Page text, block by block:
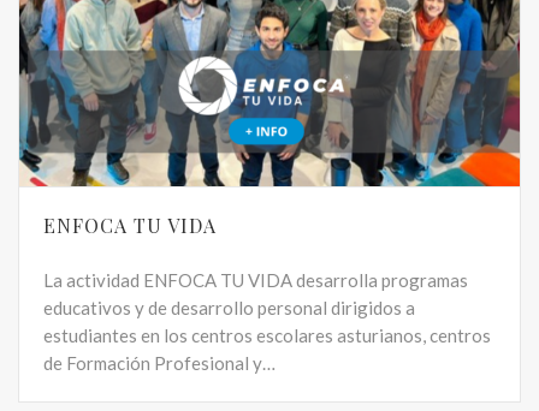
ENFOCA TU VIDA
La actividad ENFOCA TU VIDA desarrolla programas
educativos y de desarrollo personal dirigidos a
estudiantes en los centros escolares asturianos, centros
de Formación Profesional y…